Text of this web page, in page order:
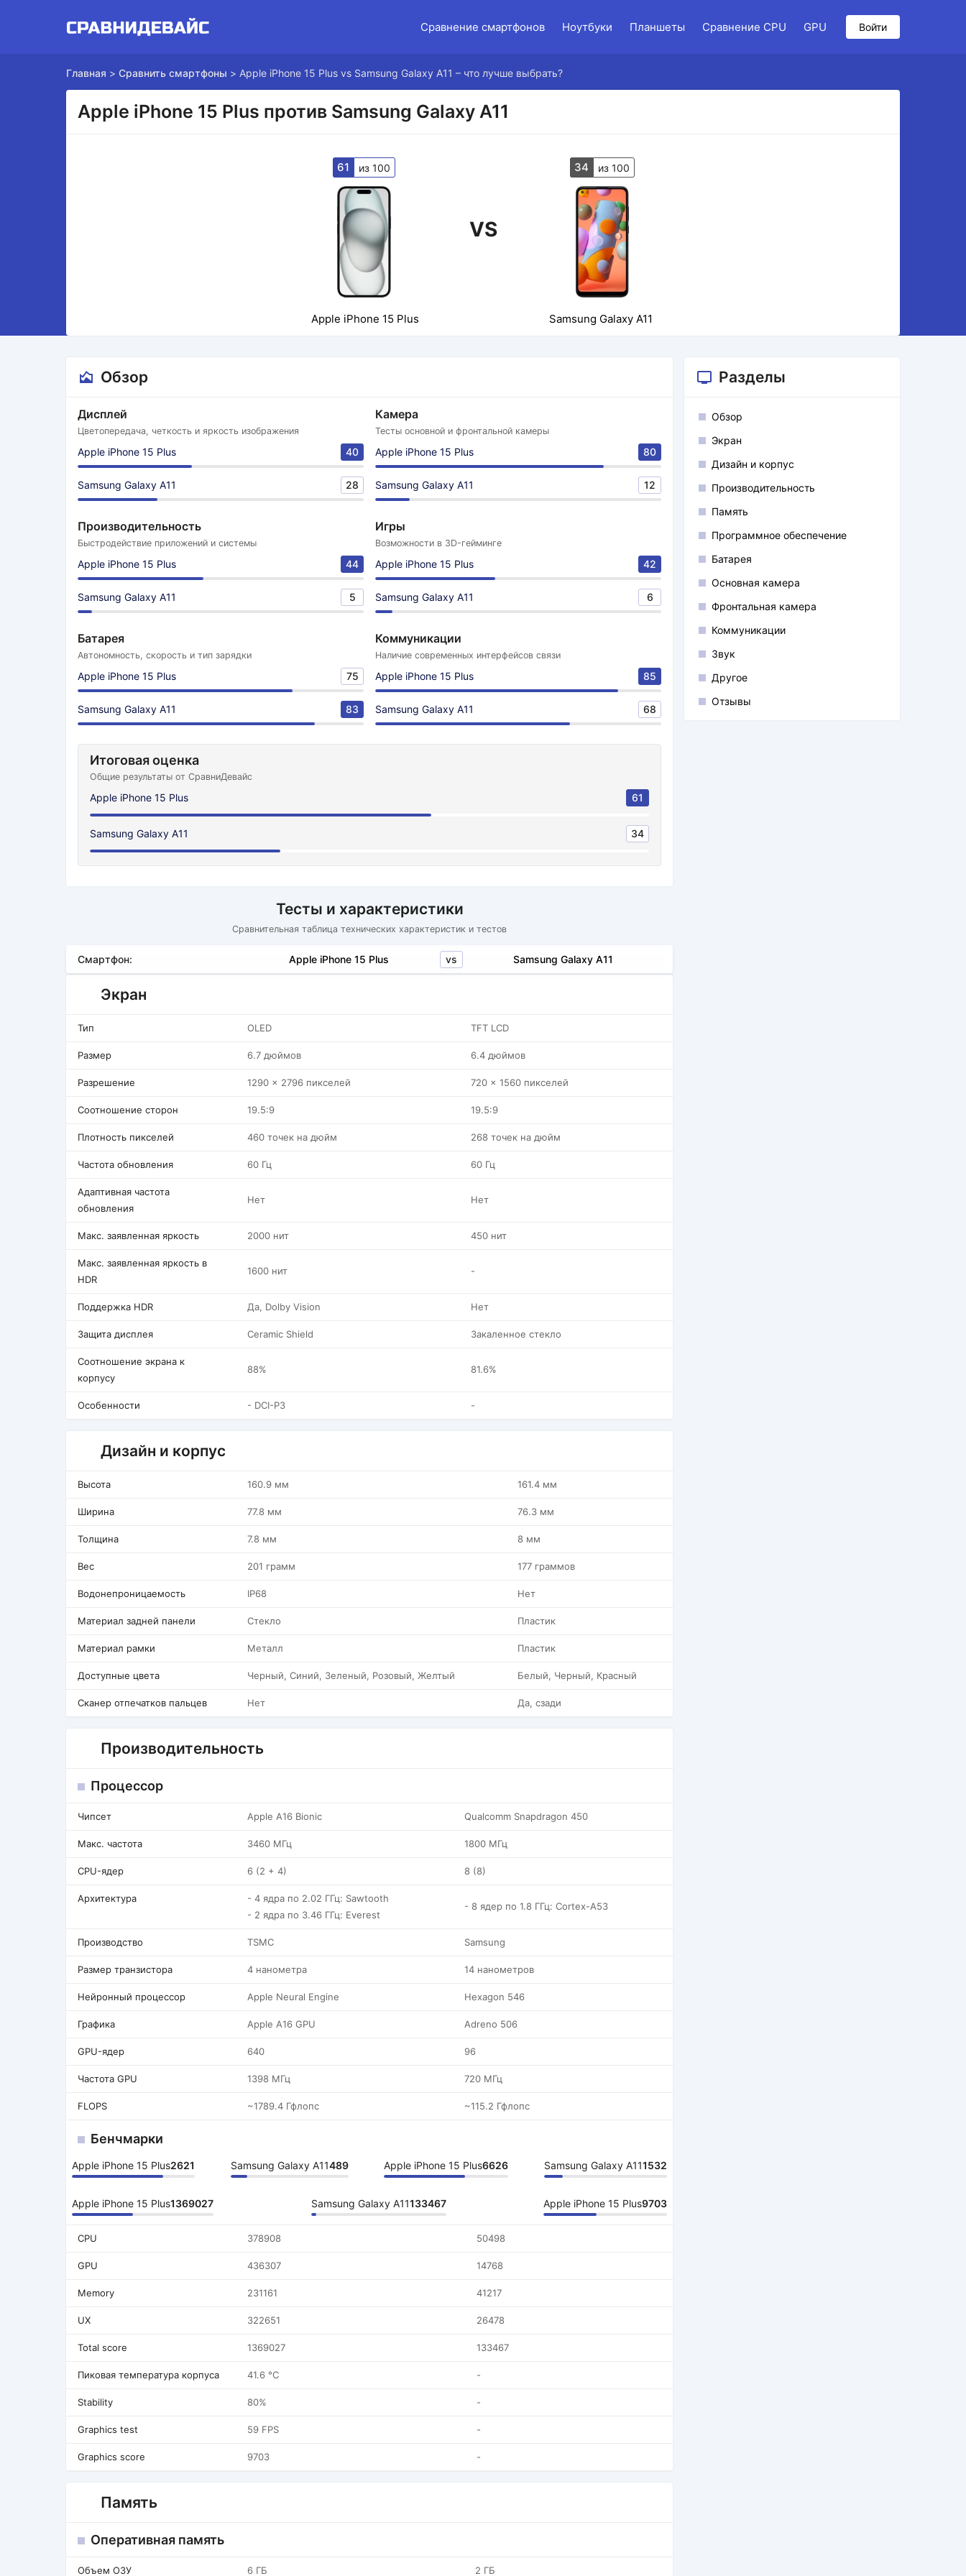
Сравнение смартфонов Ноутбуки Планшеты Сравнение CPU GPU Войти
Главная > Сравнить смартфоны > Apple iPhone 15 Plus vs Samsung Galaxy A11 – что лучше выбрать?
Apple iPhone 15 Plus против Samsung Galaxy A11
61 из 100
VS
34 из 100
Apple iPhone 15 Plus Samsung Galaxy A11
Обзор
Дисплей
Цветопередача, четкость и яркость изображения
Apple iPhone 15 Plus 40
Samsung Galaxy A11 28
Камера
Тесты основной и фронтальной камеры
Apple iPhone 15 Plus 80
Samsung Galaxy A11 12
Производительность
Быстродействие приложений и системы
Apple iPhone 15 Plus 44
Samsung Galaxy A11 5
Игры
Возможности в 3D-гейминге
Apple iPhone 15 Plus 42
Samsung Galaxy A11 6
Батарея
Автономность, скорость и тип зарядки
Apple iPhone 15 Plus 75
Samsung Galaxy A11 83
Коммуникации
Наличие современных интерфейсов связи
Apple iPhone 15 Plus 85
Samsung Galaxy A11 68
Итоговая оценка
Общие результаты от СравниДевайс
Apple iPhone 15 Plus 61
Samsung Galaxy A11 34
Тесты и характеристики
Сравнительная таблица технических характеристик и тестов
Смартфон: Apple iPhone 15 Plus vs Samsung Galaxy A11
Экран
Тип OLED TFT LCD
Размер 6.7 дюймов 6.4 дюймов
Разрешение 1290 x 2796 пикселей 720 x 1560 пикселей
Соотношение сторон 19.5:9 19.5:9
Плотность пикселей 460 точек на дюйм 268 точек на дюйм
Частота обновления 60 Гц 60 Гц
Адаптивная частота
обновления
Нет Нет
Макс. заявленная яркость 2000 нит 450 нит
Макс. заявленная яркость в
HDR
1600 нит -
Поддержка HDR Да, Dolby Vision Нет
Защита дисплея Ceramic Shield Закаленное стекло
Соотношение экрана к
корпусу
88% 81.6%
Особенности - DCI-P3 -
Дизайн и корпус
Высота 160.9 мм 161.4 мм
Ширина 77.8 мм 76.3 мм
Толщина 7.8 мм 8 мм
Вес 201 грамм 177 граммов
Водонепроницаемость IP68 Нет
Материал задней панели Стекло Пластик
Материал рамки Металл Пластик
Доступные цвета Черный, Синий, Зеленый, Розовый, Желтый Белый, Черный, Красный
Сканер отпечатков пальцев Нет Да, сзади
Производительность
Процессор
Чипсет Apple A16 Bionic Qualcomm Snapdragon 450
Макс. частота 3460 МГц 1800 МГц
CPU-ядер 6 (2 + 4) 8 (8)
Архитектура
- 4 ядра по 2.02 ГГц: Sawtooth
- 2 ядра по 3.46 ГГц: Everest
- 8 ядер по 1.8 ГГц: Cortex-A53
Производство TSMC Samsung
Размер транзистора 4 нанометра 14 нанометров
Нейронный процессор Apple Neural Engine Hexagon 546
Графика Apple A16 GPU Adreno 506
GPU-ядер 640 96
Частота GPU 1398 МГц 720 МГц
FLOPS ~1789.4 Гфлопс ~115.2 Гфлопс
Бенчмарки
Apple iPhone 15 Plus2621 Samsung Galaxy A11489 Apple iPhone 15 Plus6626 Samsung Galaxy A111532
Apple iPhone 15 Plus1369027 Samsung Galaxy A11133467 Apple iPhone 15 Plus9703
CPU 378908 50498
GPU 436307 14768
Memory 231161 41217
UX 322651 26478
Total score 1369027 133467
Пиковая температура корпуса 41.6 °C -
Stability 80% -
Graphics test 59 FPS -
Graphics score 9703 -
Память
Оперативная память
Объем ОЗУ 6 ГБ 2 ГБ
Разделы
Обзор
Экран
Дизайн и корпус
Производительность
Память
Программное обеспечение
Батарея
Основная камера
Фронтальная камера
Коммуникации
Звук
Другое
Отзывы